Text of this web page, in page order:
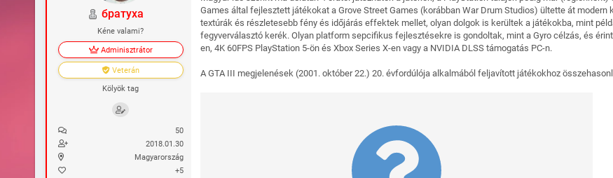
братуха
Kéne valami?
Adminisztrátor
Veterán
Kölyök tag
50
2018.01.30
Magyarország
+5
Games által fejlesztett játékokat a Grove Street Games (korábban War Drum Studios) ültette át
textúrák és részletesebb fény és időjárás effektek mellet, olyan dolgok is kerültek a játékokba, mint
fegyverválasztó kerék. Olyan platform sepcifikus fejlesztésekre is gondoltak, mint a Gyro célzás, és
en, 4K 60FPS PlayStation 5-ön és Xbox Series X-en vagy a NVIDIA DLSS támogatás PC-n.
A GTA III megjelenések (2001. október 22.) 20. évfordúlója alkalmából feljavított játékokhoz